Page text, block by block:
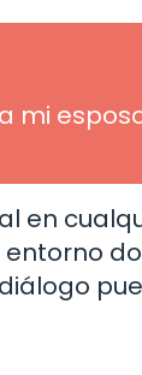
mi
en